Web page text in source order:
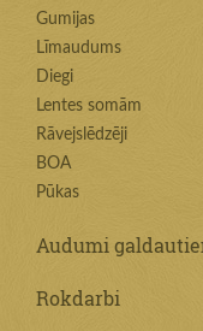
Gumijas
Līmaudums
Diegi
Lentes somām
Rāvejslēdzēji
BOA
Pūkas
Audumi
Rokdarbi